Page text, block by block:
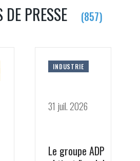
DE PRESSE (857)
INDUSTRIE
31 juil. 2026
Le groupe ADP